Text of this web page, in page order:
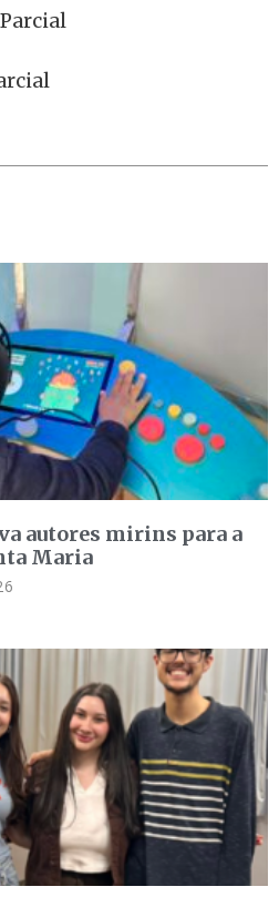
autores mirins para a
Maria